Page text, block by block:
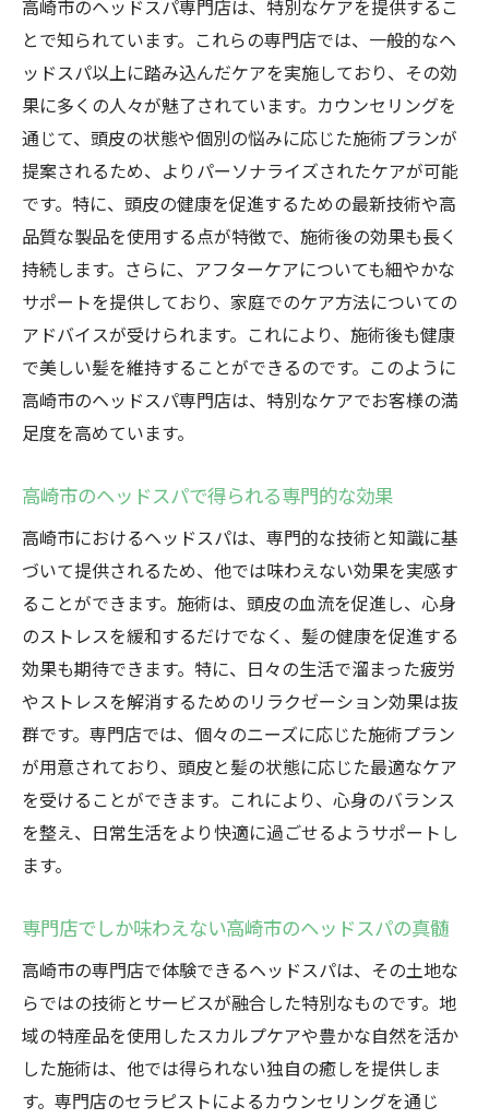
高崎市のヘッドスパ専門店は、特別なケアを提供するこ
とで知られています。これらの専門店では、一般的なヘ
ッドスパ以上に踏み込んだケアを実施しており、その効
果に多くの人々が魅了されています。カウンセリングを
通じて、頭皮の状態や個別の悩みに応じた施術プランが
提案されるため、よりパーソナライズされたケアが可能
です。特に、頭皮の健康を促進するための最新技術や高
品質な製品を使用する点が特徴で、施術後の効果も長く
持続します。さらに、アフターケアについても細やかな
サポートを提供しており、家庭でのケア方法についての
アドバイスが受けられます。これにより、施術後も健康
で美しい髪を維持することができるのです。このように
高崎市のヘッドスパ専門店は、特別なケアでお客様の満
足度を高めています。
高崎市のヘッドスパで得られる専門的な効果
高崎市におけるヘッドスパは、専門的な技術と知識に基
づいて提供されるため、他では味わえない効果を実感す
ることができます。施術は、頭皮の血流を促進し、心身
のストレスを緩和するだけでなく、髪の健康を促進する
効果も期待できます。特に、日々の生活で溜まった疲労
やストレスを解消するためのリラクゼーション効果は抜
群です。専門店では、個々のニーズに応じた施術プラン
が用意されており、頭皮と髪の状態に応じた最適なケア
を受けることができます。これにより、心身のバランス
を整え、日常生活をより快適に過ごせるようサポートし
ます。
専門店でしか味わえない高崎市のヘッドスパの真髄
高崎市の専門店で体験できるヘッドスパは、その土地な
らではの技術とサービスが融合した特別なものです。地
域の特産品を使用したスカルプケアや豊かな自然を活か
した施術は、他では得られない独自の癒しを提供しま
す。専門店のセラピストによるカウンセリングを通じ